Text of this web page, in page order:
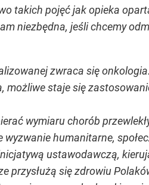
takich pojęć jak opieka
niezbędna, jeśli chcemy
zwraca się
staje się
wymiaru chorób
humanitarne,
ustawodawczą,
przysłużą się zdrowiu